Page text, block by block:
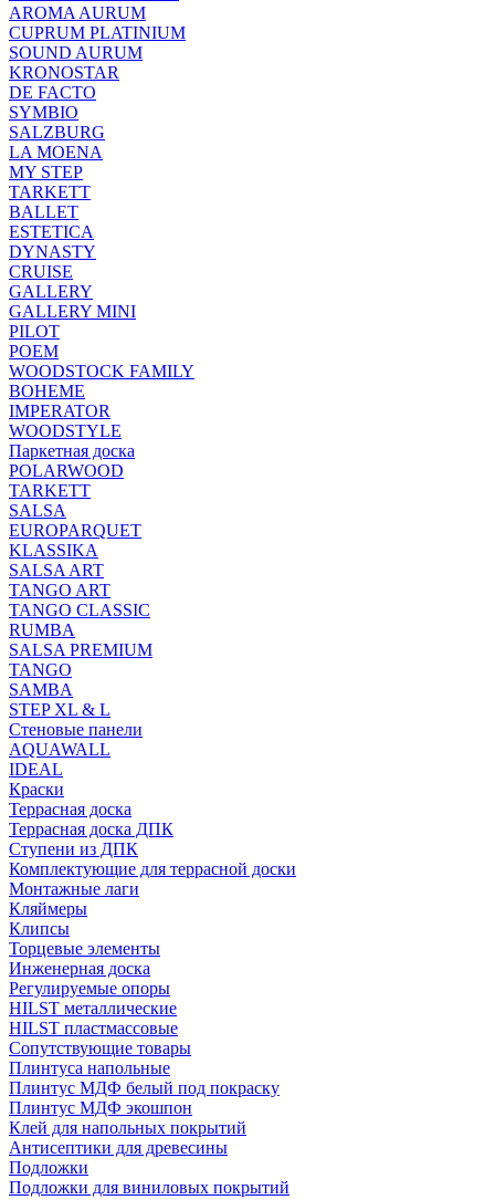
AROMA AURUM
CUPRUM PLATINIUM
SOUND AURUM
KRONOSTAR
DE FACTO
SYMBIO
SALZBURG
LA MOENA
MY STEP
TARKETT
BALLET
ESTETICA
DYNASTY
CRUISE
GALLERY
GALLERY MINI
PILOT
POEM
WOODSTOCK FAMILY
BOHEME
IMPERATOR
WOODSTYLE
Паркетная доска
POLARWOOD
TARKETT
SALSA
EUROPARQUET
KLASSIKA
SALSA ART
TANGO ART
TANGO CLASSIC
RUMBA
SALSA PREMIUM
TANGO
SAMBA
STEP XL & L
Стеновые панели
AQUAWALL
IDEAL
Краски
Террасная доска
Террасная доска ДПК
Ступени из ДПК
Комплектующие для террасной доски
Монтажные лаги
Кляймеры
Клипсы
Торцевые элементы
Инженерная доска
Регулируемые опоры
HILST металлические
HILST пластмассовые
Сопутствующие товары
Плинтуса напольные
Плинтус МДФ белый под покраску
Плинтус МДФ экошпон
Клей для напольных покрытий
Антисептики для древесины
Подложки
Подложки для виниловых покрытий